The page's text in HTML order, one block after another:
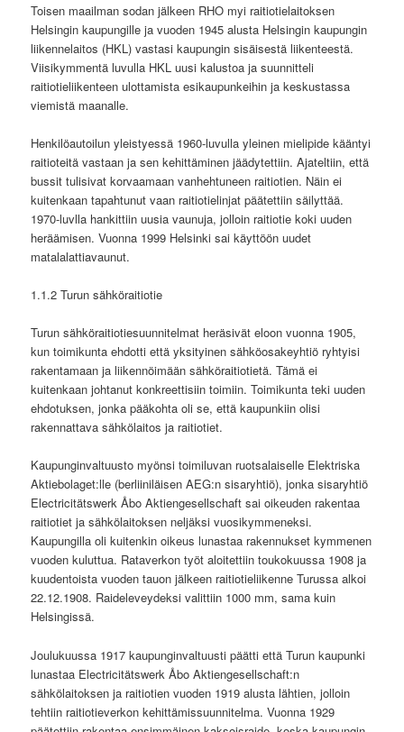
Toisen maailman sodan jälkeen RHO myi raitiotielaitoksen
Helsingin kaupungille ja vuoden 1945 alusta Helsingin kaupungin
liikennelaitos (HKL) vastasi kaupungin sisäisestä liikenteestä.
Viisikymmentä luvulla HKL uusi kalustoa ja suunnitteli
raitiotieliikenteen ulottamista esikaupunkeihin ja keskustassa
viemistä maanalle.
Henkilöautoilun yleistyessä 1960-luvulla yleinen mielipide kääntyi
raitioteitä vastaan ja sen kehittäminen jäädytettiin. Ajateltiin, että
bussit tulisivat korvaamaan vanhehtuneen raitiotien. Näin ei
kuitenkaan tapahtunut vaan raitiotielinjat päätettiin säilyttää.
1970-luvlla hankittiin uusia vaunuja, jolloin raitiotie koki uuden
heräämisen. Vuonna 1999 Helsinki sai käyttöön uudet
matalalattiavaunut.
1.1.2 Turun sähköraitiotie
Turun sähköraitiotiesuunnitelmat heräsivät eloon vuonna 1905,
kun toimikunta ehdotti että yksityinen sähköosakeyhtiö ryhtyisi
rakentamaan ja liikennöimään sähköraitiotietä. Tämä ei
kuitenkaan johtanut konkreettisiin toimiin. Toimikunta teki uuden
ehdotuksen, jonka pääkohta oli se, että kaupunkiin olisi
rakennattava sähkölaitos ja raitiotiet.
Kaupunginvaltuusto myönsi toimiluvan ruotsalaiselle Elektriska
Aktiebolaget:lle (berliiniläisen AEG:n sisaryhtiö), jonka sisaryhtiö
Electricitätswerk Åbo Aktiengesellschaft sai oikeuden rakentaa
raitiotiet ja sähkölaitoksen neljäksi vuosikymmeneksi.
Kaupungilla oli kuitenkin oikeus lunastaa rakennukset kymmenen
vuoden kuluttua. Rataverkon työt aloitettiin toukokuussa 1908 ja
kuudentoista vuoden tauon jälkeen raitiotieliikenne Turussa alkoi
22.12.1908. Raideleveydeksi valittiin 1000 mm, sama kuin
Helsingissä.
Joulukuussa 1917 kaupunginvaltuusti päätti että Turun kaupunki
lunastaa Electricitätswerk Åbo Aktiengesellschaft:n
sähkölaitoksen ja raitiotien vuoden 1919 alusta lähtien, jolloin
tehtiin raitiotieverkon kehittämissuunnitelma. Vuonna 1929